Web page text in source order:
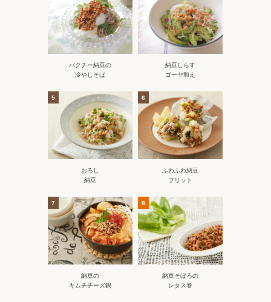
パクチー納豆の
冷やしそば
納豆しらす
ゴーヤ和え
5
おろし
納豆
6
ふわふわ納豆
フリット
7
納豆の
キムチチーズ鍋
8
納豆そぼろの
レタス巻